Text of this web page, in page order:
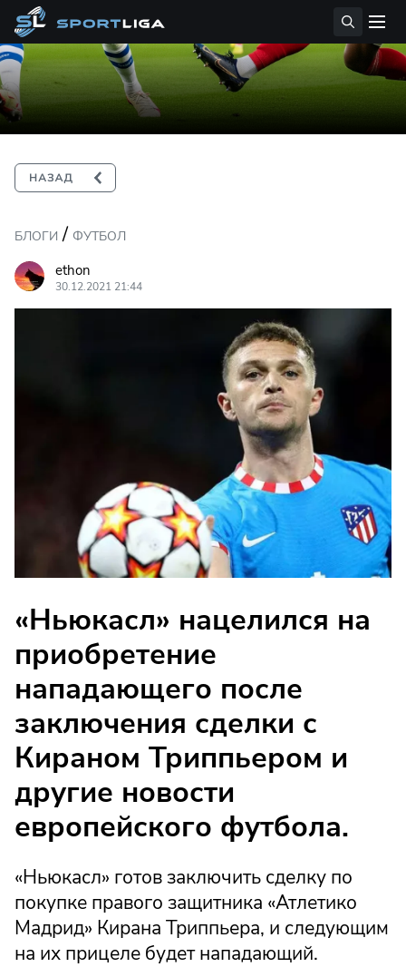
БЛОГИ / ФУТБОЛ
ethon
30.12.2021 21:44
«Ньюкасл» нацелился на
приобретение
нападающего после
заключения сделки с
Кираном Триппьером и
другие новости
европейского футбола.
«Ньюкасл» готов заключить сделку по
покупке правого защитника «Атлетико
Мадрид» Кирана Триппьера, и следующим
на их прицеле будет нападающий.